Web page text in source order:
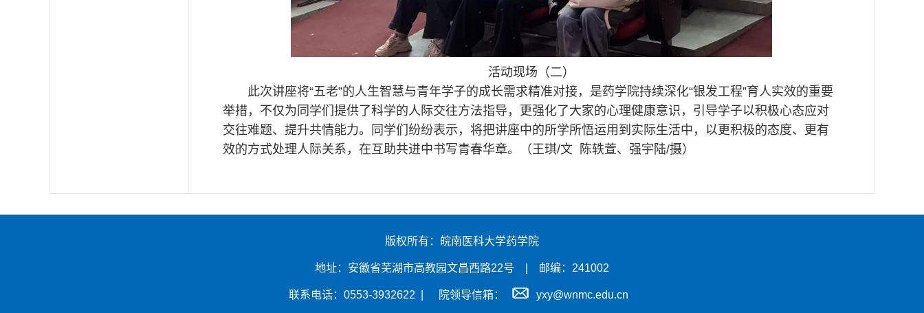
活动现场（二）
此次讲座将“五老”的人生智慧与青年学子的成长需求精准对接，是药学院持续深化“银发工程”育人实效的重要
举措，不仅为同学们提供了科学的人际交往方法指导，更强化了大家的心理健康意识，引导学子以积极心态应对
交往难题、提升共情能力。同学们纷纷表示，将把讲座中的所学所悟运用到实际生活中，以更积极的态度、更有
效的方式处理人际关系，在互助共进中书写青春华章。（王琪/文 陈轶萱、强宇陆/摄）
版权所有：皖南医科大学药学院
地址：安徽省芜湖市高教园文昌西路22号 | 邮编：241002
联系电话：0553-3932622 | 院领导信箱： yxy@wnmc.edu.cn
01 of 02